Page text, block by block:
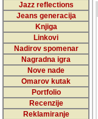
Jazz reflections
Jeans generacija
Knjiga
Linkovi
Nadirov spomenar
Nagradna igra
Nove nade
Omarov kutak
Portfolio
Recenzije
Reklamiranje